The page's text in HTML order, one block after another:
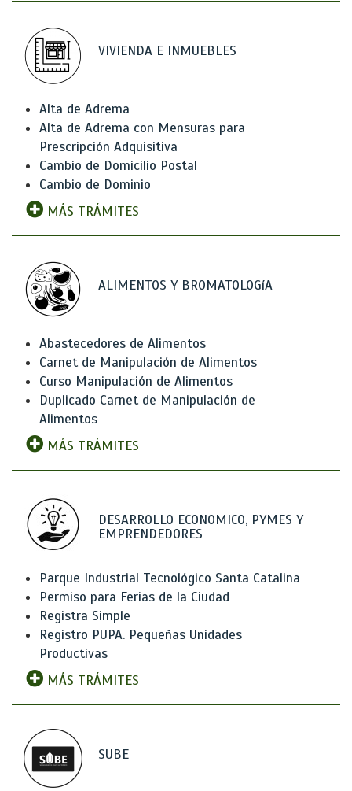
VIVIENDA E INMUEBLES
Alta de Adrema
Alta de Adrema con Mensuras para
Prescripción Adquisitiva
Cambio de Domicilio Postal
Cambio de Dominio
MÁS TRÁMITES
ALIMENTOS Y BROMATOLOGíA
Abastecedores de Alimentos
Carnet de Manipulación de Alimentos
Curso Manipulación de Alimentos
Duplicado Carnet de Manipulación de
Alimentos
MÁS TRÁMITES
DESARROLLO ECONOMICO, PYMES Y
EMPRENDEDORES
Parque Industrial Tecnológico Santa Catalina
Permiso para Ferias de la Ciudad
Registra Simple
Registro PUPA. Pequeñas Unidades
Productivas
MÁS TRÁMITES
SUBE